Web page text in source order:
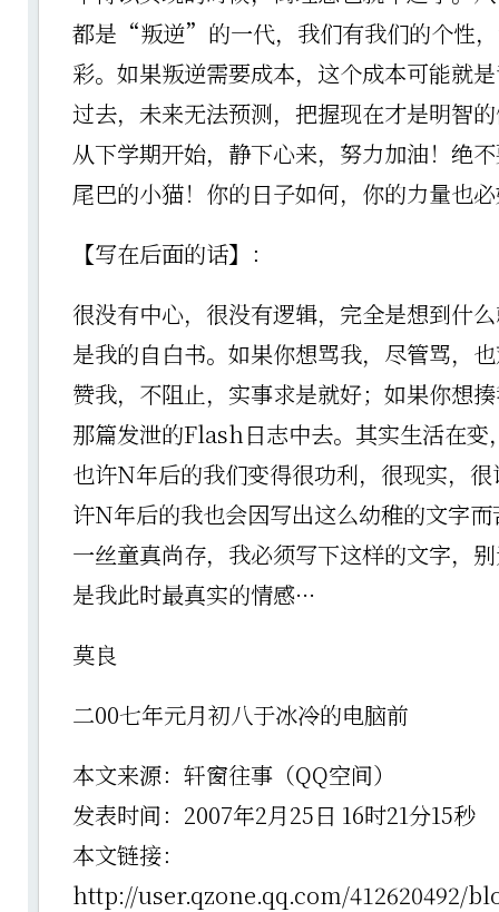
都是“叛逆”的一代，我们有我们的个性
彩。如果叛逆需要成本，这个成本可能就
过去，未来无法预测，把握现在才是明智
从下学期开始，静下心来，努力加油！绝
尾巴的小猫！你的日子如何，你的力量也
【写在后面的话】：
很没有中心，很没有逻辑，完全是想到什
是我的自白书。如果你想骂我，尽管骂，
赞我，不阻止，实事求是就好；如果你想
那篇发泄的Flash日志中去。其实生活在变
也许N年后的我们变得很功利，很现实，
许N年后的我也会因写出这么幼稚的文字
一丝童真尚存，我必须写下这样的文字，
是我此时最真实的情感···
莫良
二00七年元月初八于冰冷的电脑前
本文来源：轩窗往事（QQ空间）
发表时间：2007年2月25日 16时21分15
本文链接：
http://user.qzone.qq.com/412620492/